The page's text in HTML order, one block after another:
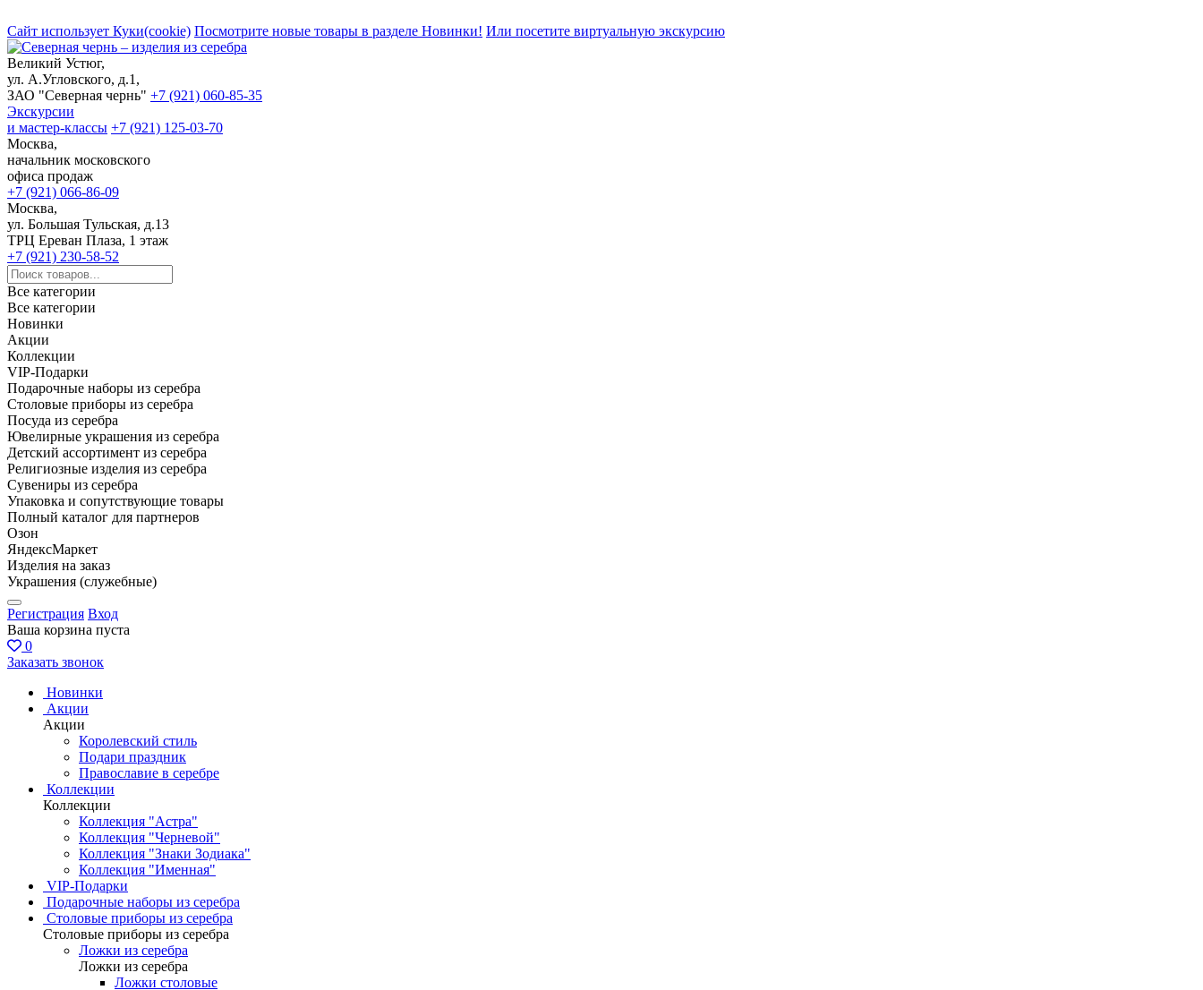
Сайт использует Куки(cookie) Посмотрите новые товары в разделе Новинки! Или посетите виртуальную экскурсию
Великий Устюг,
ул. А.Угловского, д.1,
ЗАО "Северная чернь" +7 (921) 060-85-35
Экскурсии
и мастер-классы +7 (921) 125-03-70
Москва,
начальник московского
офиса продаж
+7 (921) 066-86-09
Москва,
ул. Большая Тульская, д.13
ТРЦ Ереван Плаза, 1 этаж
+7 (921) 230-58-52
Все категории
Все категории
Новинки
Акции
Коллекции
VIP-Подарки
Подарочные наборы из серебра
Столовые приборы из серебра
Посуда из серебра
Ювелирные украшения из серебра
Детский ассортимент из серебра
Религиозные изделия из серебра
Сувениры из серебра
Упаковка и сопутствующие товары
Полный каталог для партнеров
Озон
ЯндексМаркет
Изделия на заказ
Украшения (служебные)
Регистрация Вход
Ваша корзина пуста
0
Заказать звонок
Новинки
Акции
Акции
Королевский стиль
Подари праздник
Православие в серебре
Коллекции
Коллекции
Коллекция "Астра"
Коллекция "Черневой"
Коллекция "Знаки Зодиака"
Коллекция "Именная"
VIP-Подарки
Подарочные наборы из серебра
Столовые приборы из серебра
Столовые приборы из серебра
Ложки из серебра
Ложки из серебра
Ложки столовые